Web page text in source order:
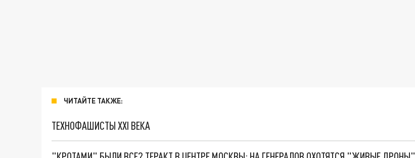
ЧИТАЙТЕ ТАКЖЕ:
ТЕХНОФАШИСТЫ XXI ВЕКА